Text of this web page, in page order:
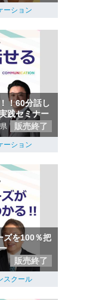
ーション
！60分話し
践セミナー
販売終了
ーション
ズを100％把
販売終了
スクール